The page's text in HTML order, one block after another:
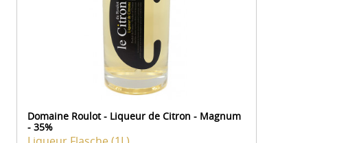
Domaine Roulot - Liqueur de Citron - Magnum
- 35%